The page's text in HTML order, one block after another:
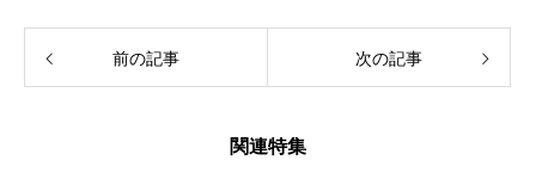
前の記事 次の記事
関連特集